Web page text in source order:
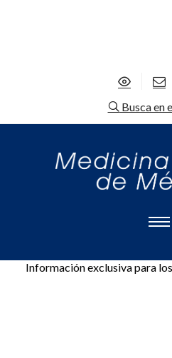
Busca en
Información exclusiva para